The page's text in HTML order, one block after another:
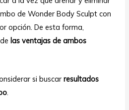
de Wonder Body Sculpt con
opción. De esta forma,
las ventajas de ambos
si buscar resultados
.